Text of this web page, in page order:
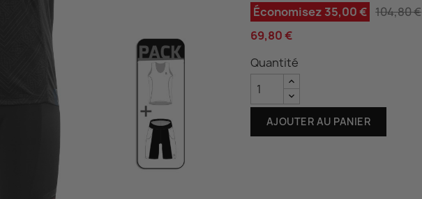
Lacets, axes, boucle, vis....
Économisez 35,00 € 104,80 €
69,80 €
Quantité
AJOUTER AU PANIER